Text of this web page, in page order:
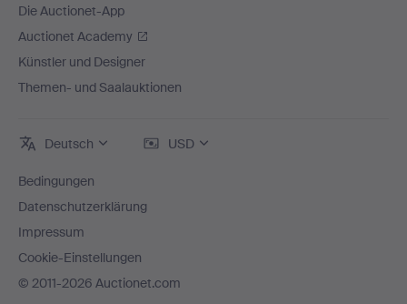
Die Auctionet-App
Auctionet Academy
Künstler und Designer
Themen- und Saalauktionen
Deutsch USD
Bedingungen
Datenschutzerklärung
Impressum
Cookie-Einstellungen
© 2011-2026 Auctionet.com